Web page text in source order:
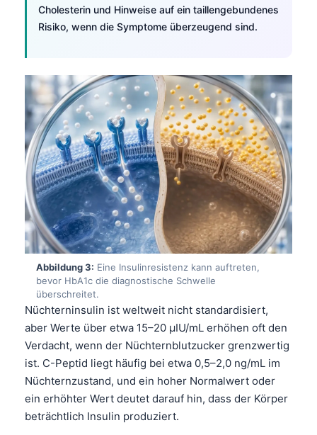
Cholesterin und Hinweise auf ein taillengebundenes
Risiko, wenn die Symptome überzeugend sind.
Abbildung 3: Eine Insulinresistenz kann auftreten,
bevor HbA1c die diagnostische Schwelle
überschreitet.
Nüchterninsulin ist weltweit nicht standardisiert,
aber Werte über etwa 15–20 µIU/mL erhöhen oft den
Verdacht, wenn der Nüchternblutzucker grenzwertig
ist. C-Peptid liegt häufig bei etwa 0,5–2,0 ng/mL im
Nüchternzustand, und ein hoher Normalwert oder
ein erhöhter Wert deutet darauf hin, dass der Körper
beträchtlich Insulin produziert.